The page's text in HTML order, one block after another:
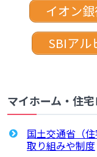
イオン
SBIアル
マイホーム・住
国土交通省（
取り組みや制度